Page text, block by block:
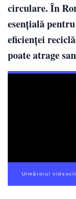
circulare. În
esențială
eficienței
poate atrage
Următorul